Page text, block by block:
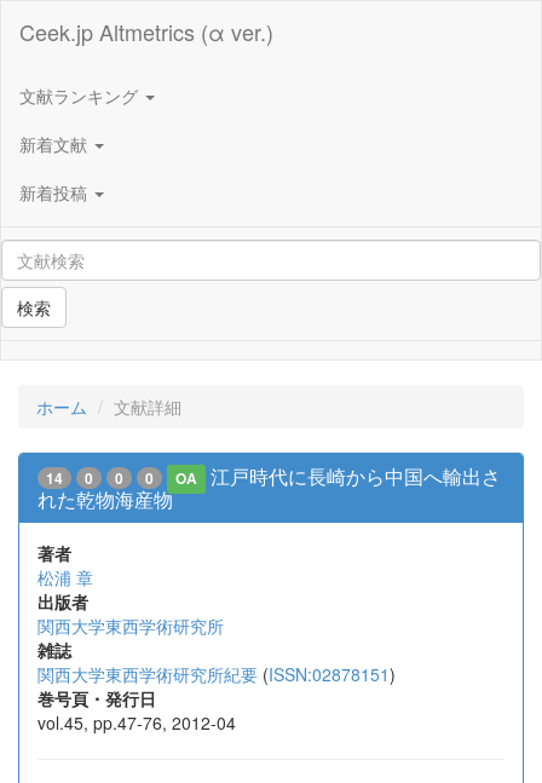
Ceek.jp Altmetrics (α ver.)
文献ランキング
新着文献
新着投稿
検索
ホーム 文献詳細
14 0 0 0 OA
江戸時代に長崎から中国へ輸出さ
れた乾物海産物
著者
松浦 章
出版者
関西大学東西学術研究所
雑誌
関西大学東西学術研究所紀要 (ISSN:02878151)
巻号頁・発行日
vol.45, pp.47-76, 2012-04